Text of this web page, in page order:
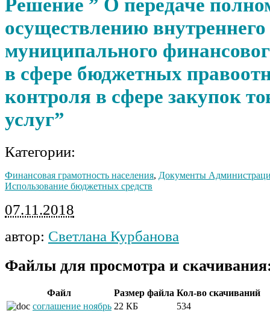
осуществлению внутреннего
муниципального
в сфере бюджетных
контроля в сфере закупок
услуг”
Категории:
Финансовая грамотность населения, Документы
Использование бюджетных средств
07.11.2018
автор: Светлана Курбанова
Файлы для просмотра и
Файл Размер файла Кол-во скачиваний
соглашение ноябрь 22 КБ
534